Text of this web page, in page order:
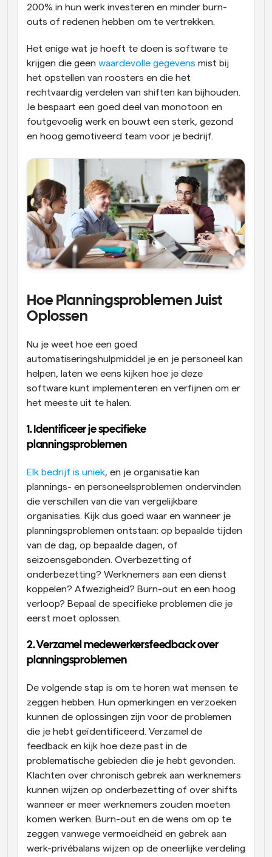
200% in hun werk investeren en minder burn-
outs of redenen hebben om te vertrekken.
Het enige wat je hoeft te doen is software te
krijgen die geen waardevolle gegevens mist bij
het opstellen van roosters en die het
rechtvaardig verdelen van shiften kan bijhouden.
Je bespaart een goed deel van monotoon en
foutgevoelig werk en bouwt een sterk, gezond
en hoog gemotiveerd team voor je bedrijf.
Hoe Planningsproblemen Juist
Oplossen
Nu je weet hoe een goed
automatiseringshulpmiddel je en je personeel kan
helpen, laten we eens kijken hoe je deze
software kunt implementeren en verfijnen om er
het meeste uit te halen.
1. Identificeer je specifieke
planningsproblemen
Elk bedrijf is uniek, en je organisatie kan
plannings- en personeelsproblemen ondervinden
die verschillen van die van vergelijkbare
organisaties. Kijk dus goed waar en wanneer je
planningsproblemen ontstaan: op bepaalde tijden
van de dag, op bepaalde dagen, of
seizoensgebonden. Overbezetting of
onderbezetting? Werknemers aan een dienst
koppelen? Afwezigheid? Burn-out en een hoog
verloop? Bepaal de specifieke problemen die je
eerst moet oplossen.
2. Verzamel medewerkersfeedback over
planningsproblemen
De volgende stap is om te horen wat mensen te
zeggen hebben. Hun opmerkingen en verzoeken
kunnen de oplossingen zijn voor de problemen
die je hebt geïdentificeerd. Verzamel de
feedback en kijk hoe deze past in de
problematische gebieden die je hebt gevonden.
Klachten over chronisch gebrek aan werknemers
kunnen wijzen op onderbezetting of over shifts
wanneer er meer werknemers zouden moeten
komen werken. Burn-out en de wens om op te
zeggen vanwege vermoeidheid en gebrek aan
werk-privébalans wijzen op de oneerlijke verdeling